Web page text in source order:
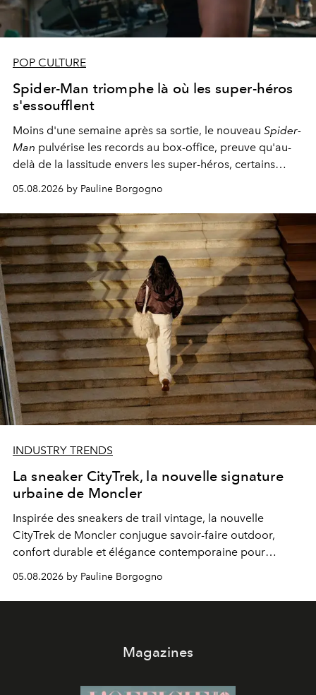
POP CULTURE
Spider-Man triomphe là où les super-héros
s'essoufflent
Moins d'une semaine après sa sortie, le nouveau Spider-
Man pulvérise les records au box-office, preuve qu'au-
delà de la lassitude envers les super-héros, certains
personnages continuent de susciter une ferveur intacte.
05.08.2026 by Pauline Borgogno
INDUSTRY TRENDS
La sneaker CityTrek, la nouvelle signature
urbaine de Moncler
Inspirée des sneakers de trail vintage, la nouvelle
CityTrek de Moncler conjugue savoir-faire outdoor,
confort durable et élégance contemporaine pour
accompagner les explorations du quotidien.
05.08.2026 by Pauline Borgogno
Magazines